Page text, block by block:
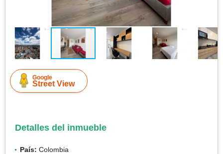
Google
Street View
Detalles del inmueble
País: Colombia